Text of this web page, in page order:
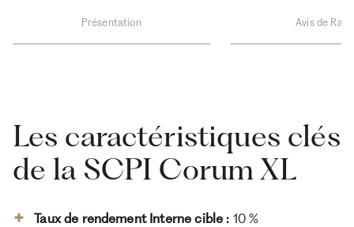
Présentation Avis de
Les caractéristiques clés
de la SCPI Corum XL
Taux de rendement Interne cible : 10 %